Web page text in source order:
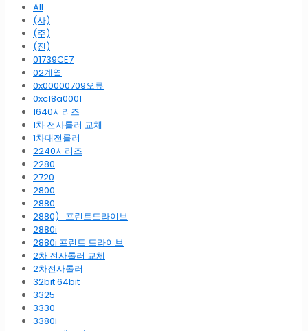
All
(사)
(주)
(진)
01739CE7
02계열
0x00000709오류
0xc18a0001
1640시리즈
1차 전사롤러 교체
1차대전롤러
2240시리즈
2280
2720
2800
2880
2880)_프린트드라이브
2880i
2880i 프린트 드라이브
2차 전사롤러 교체
2차전사롤러
32bit 64bit
3325
3330
3380i